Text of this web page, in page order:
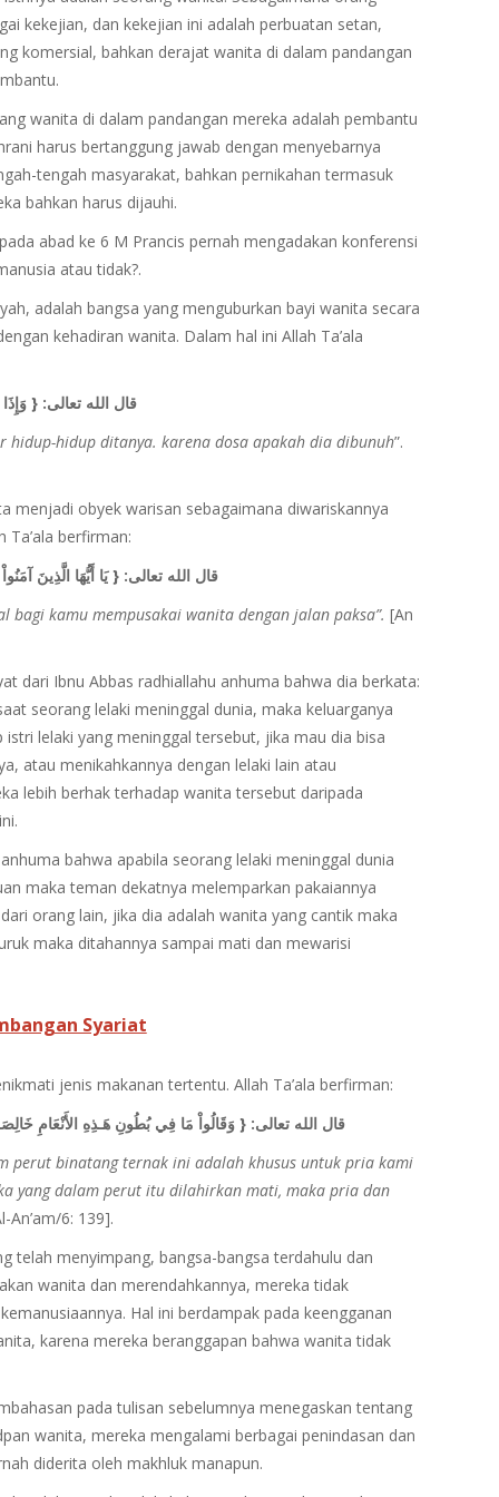
kekejian, dan kekejian ini adalah perbuatan setan,
komersial, bahkan derajat wanita di dalam pandangan
wanita di dalam pandangan mereka adalah pembantu
harus bertanggung jawab dengan menyebarnya
tengah masyarakat, bahkan pernikahan termasuk
bahkan harus dijauhi.
abad ke 6 M Prancis pernah mengadakan konferensi
atau tidak?.
adalah bangsa yang menguburkan bayi wanita secara
kehadiran wanita. Dalam hal ini Allah Ta’ala
قال الله تعالى: {
hidup-hidup ditanya. karena dosa apakah dia dibunuh”.
menjadi obyek warisan sebagaimana diwariskannya
berfirman:
قال الله تعالى: {يَا أَيُّهَا الَّذِينَ
bagi kamu mempusakai wanita dengan jalan paksa”. [An
dari Ibnu Abbas radhiallahu anhuma bahwa dia berkata:
seorang lelaki meninggal dunia, maka keluarganya
lelaki yang meninggal tersebut, jika mau dia bisa
atau menikahkannya dengan lelaki lain atau
lebih berhak terhadap wanita tersebut daripada
bahwa apabila seorang lelaki meninggal dunia
maka teman dekatnya melemparkan pakaiannya
orang lain, jika dia adalah wanita yang cantik maka
maka ditahannya sampai mati dan mewarisi
Syariat
jenis makanan tertentu. Allah Ta’ala berfirman:
قال الله تعالى: { وَقَالُواْ مَا فِي بُطُونِ هَـذِهِ الأَنْعَامِ
perut binatang ternak ini adalah khusus untuk pria kami
yang dalam perut itu dilahirkan mati, maka pria dan
An’am/6: 139].
telah menyimpang, bangsa-bangsa terdahulu dan
wanita dan merendahkannya, mereka tidak
Hal ini berdampak pada keengganan
karena mereka beranggapan bahwa wanita tidak
pada tulisan sebelumnya menegaskan tentang
wanita, mereka mengalami berbagai penindasan dan
diderita oleh makhluk manapun.